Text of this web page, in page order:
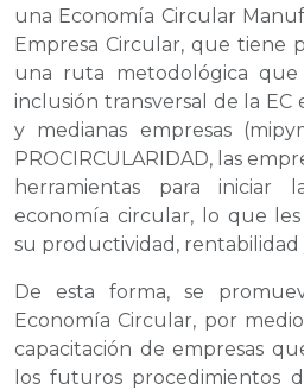
una Economía Circular
Empresa Circular, que tiene
una ruta metodológica
inclusión transversal de la EC
y medianas empresas
PROCIRCULARIDAD, las
herramientas para iniciar
economía circular, lo que
su productividad, rentabilidad
De esta forma, se
Economía Circular, por
capacitación de empresas
los futuros procedimientos